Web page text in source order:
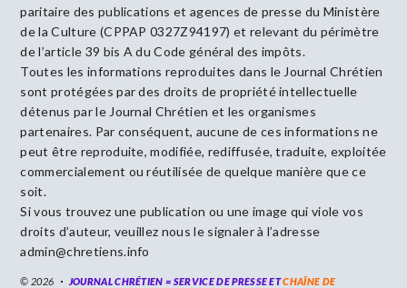
paritaire des publications et agences de presse du Ministère
de la Culture (CPPAP 0327Z94197) et relevant du périmètre
de l’article 39 bis A du Code général des impôts.
Toutes les informations reproduites dans le Journal Chrétien
sont protégées par des droits de propriété intellectuelle
détenus par le Journal Chrétien et les organismes
partenaires. Par conséquent, aucune de ces informations ne
peut être reproduite, modifiée, rediffusée, traduite, exploitée
commercialement ou réutilisée de quelque manière que ce
soit.
Si vous trouvez une publication ou une image qui viole vos
droits d’auteur, veuillez nous le signaler à l’adresse
admin@chretiens.info
© 2026 JOURNAL CHRÉTIEN = SERVICE DE PRESSE ETCHAÎNE DE